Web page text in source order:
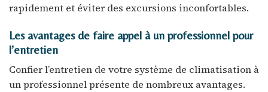
rapidement et éviter des excursions inconfortables.
Les avantages de faire appel à un professionnel pour
l’entretien
Confier l’entretien de votre système de climatisation à
un professionnel présente de nombreux avantages.